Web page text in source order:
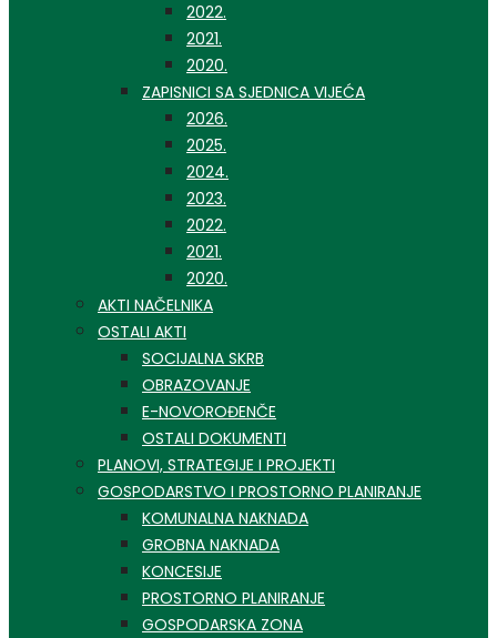
2022.
2021.
2020.
ZAPISNICI SA SJEDNICA VIJEĆA
2026.
2025.
2024.
2023.
2022.
2021.
2020.
AKTI NAČELNIKA
OSTALI AKTI
SOCIJALNA SKRB
OBRAZOVANJE
E-NOVOROĐENČE
OSTALI DOKUMENTI
PLANOVI, STRATEGIJE I PROJEKTI
GOSPODARSTVO I PROSTORNO PLANIRANJE
KOMUNALNA NAKNADA
GROBNA NAKNADA
KONCESIJE
PROSTORNO PLANIRANJE
GOSPODARSKA ZONA